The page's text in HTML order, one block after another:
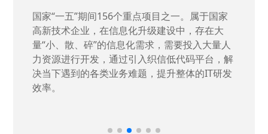
国家“一五”期间156个重点项目之一。属于国家
高新技术企业，在信息化升级建设中，存在大
量“小、散、碎”的信息化需求，需要投入大量人
力资源进行开发，通过引入织信低代码平台，解
决当下遇到的各类业务难题，提升整体的IT研发
效率。